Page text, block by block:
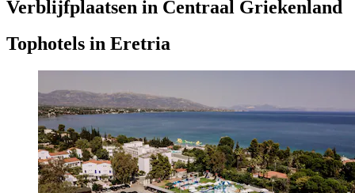
Verblijfplaatsen in Centraal Griekenland
Tophotels in Eretria